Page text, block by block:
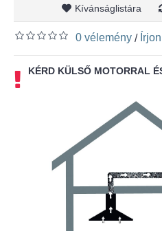
Kívánságlistára
0 vélemény /
KÉRD KÜLSŐ MOTORRAL